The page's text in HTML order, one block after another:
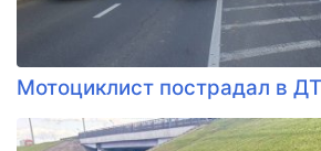
Мотоциклист пострадал в